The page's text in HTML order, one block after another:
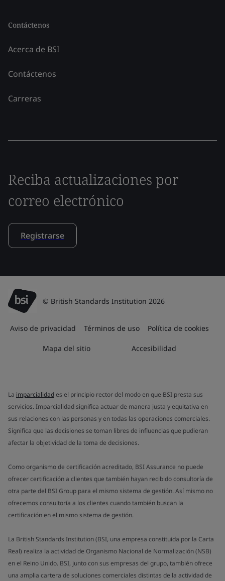
Contáctenos
Acerca de BSI
Contáctenos
Carreras
Reciba actualizaciones por
correo electrónico
Registrarse
© British Standards Institution 2026
Aviso de privacidad Términos de uso Política de cookies
Mapa del sitio Accesibilidad
La imparcialidades el principio rector del modo en que BSI presta sus
servicios. Imparcialidad significa actuar de manera justa y equitativa en
sus relaciones con las personas y en todas las operaciones comerciales.
Significa que las decisiones se toman libres de influencias que pudieran
afectar la objetividad de la toma de decisiones.
Como organismo de certificación acreditado, BSI Assurance no puede
ofrecer certificación a clientes que también hayan recibido consultoría de
otra parte del BSI Group para el mismo sistema de gestión. Así mismo no
ofrecemos consultoría a los clientes cuando también buscan la
certificación en el mismo sistema de gestión.
La British Standards Institution (BSI, una empresa constituida por la Carta
Real) realiza la actividad de Organismo Nacional de Normalización (NSB)
en el Reino Unido. BSI, junto con sus empresas del grupo, también ofrece
una amplia cartera de soluciones comerciales distintas de la actividad de